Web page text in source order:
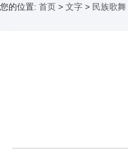
您的位置: 首页 > 文字 > 民族歌舞